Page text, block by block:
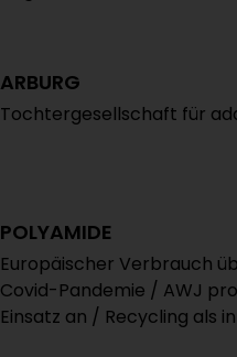
ARBURG
Tochtergesellschaft für
POLYAMIDE
Europäischer Verbrauch
Covid-Pandemie / AWJ
Einsatz an / Recycling als